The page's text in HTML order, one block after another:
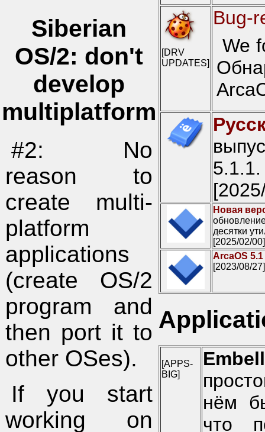
Siberian
OS/2: don't
develop
multiplatform
#2: No
reason to
create multi-
platform
applications
(create OS/2
program and
then port it to
other OSes).
If you start
working on
[DRV
UPDATES]
Bug-
We
Новая
десятки
[2025/02/00]
ArcaOS
[2023/08/27]
[APPS-
BIG]
нём
что